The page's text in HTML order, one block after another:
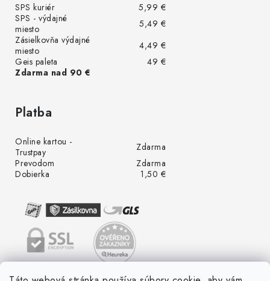
SPS kuriér
5,99 €
SPS - výdajné
miesto
5,49 €
Zásielkovňa výdajné
miesto
4,49 €
Geis paleta
49 €
Zdarma nad 90 €
Platba
Online kartou -
Trustpay
Zdarma
Prevodom
Zdarma
Dobierka
1,50 €